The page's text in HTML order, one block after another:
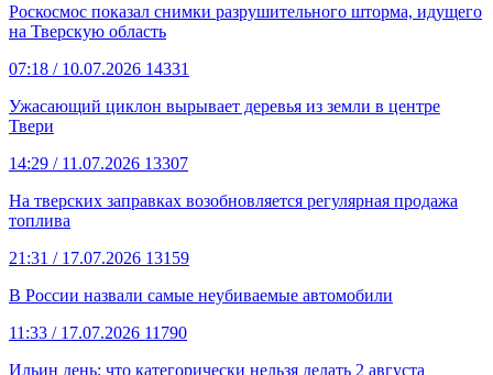
Роскосмос показал снимки разрушительного шторма, идущего
на Тверскую область
07:18 / 10.07.2026 14331
Ужасающий циклон вырывает деревья из земли в центре
Твери
14:29 / 11.07.2026 13307
На тверских заправках возобновляется регулярная продажа
топлива
21:31 / 17.07.2026 13159
В России назвали самые неубиваемые автомобили
11:33 / 17.07.2026 11790
Ильин день: что категорически нельзя делать 2 августа